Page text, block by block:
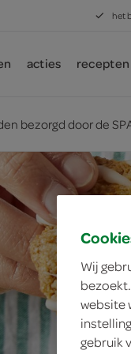
het
acties recepten
bezorgd door de
Wij
website
gebruik